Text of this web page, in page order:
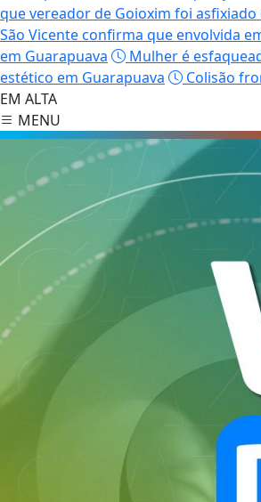
que vereador de Goioxim foi
São Vicente confirma que envolvida
em Guarapuava
Mulher é
estético em Guarapuava
Colisão
EM ALTA
MENU